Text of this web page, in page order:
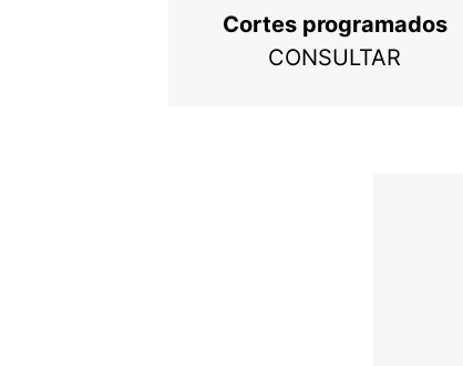
Cortes programados
CONSULTAR